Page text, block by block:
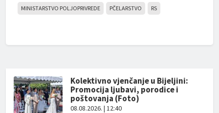
MINISTARSTVO POLJOPRIVREDE PČELARSTVO RS
Kolektivno vjenčanje u Bijeljini:
Promocija ljubavi, porodice i
poštovanja (Foto)
08.08.2026. | 12:40